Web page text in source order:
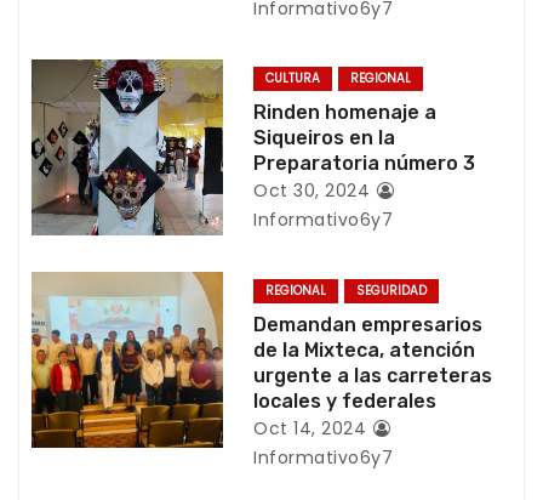
e
e
n
t
a
d
a
s
Informativo6y7
CULTURA REGIONAL
Rinden homenaje a
Siqueiros en la
Preparatoria número 3
Oct 30, 2024
Informativo6y7
REGIONAL SEGURIDAD
Demandan empresarios
de la Mixteca, atención
urgente a las carreteras
locales y federales
Oct 14, 2024
Informativo6y7